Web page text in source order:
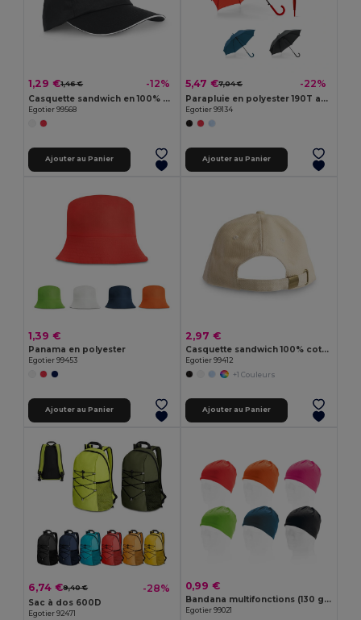
1,29 €1,46 € -12%
Casquette sandwich en 100% polyester
Egotier 99568
Ajouter au Panier
5,47 €7,04 € -22%
Parapluie en polyester 190T avec ouverture automatique
Egotier 99134
Ajouter au Panier
1,39 €
Panama en polyester
Egotier 99453
Ajouter au Panier
2,97 €
Casquette sandwich 100% coton (260 g/m²)
Egotier 99412
+1 Couleurs
Ajouter au Panier
6,74 €9,40 € -28%
Sac à dos 600D
Egotier 92471
0,99 €
Bandana multifonctions (130 g/m²)
Egotier 99021